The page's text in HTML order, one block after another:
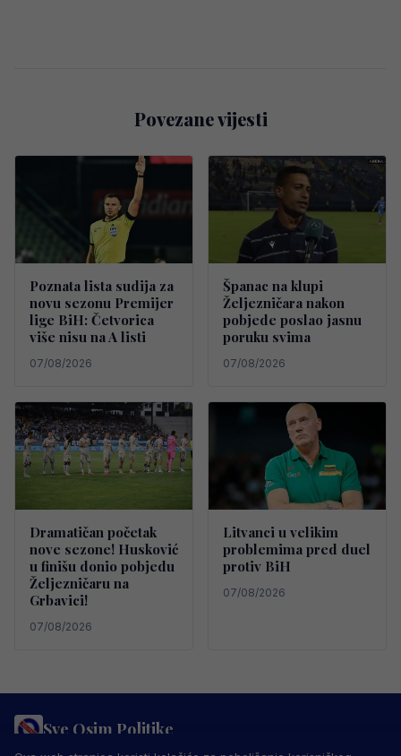
Povezane vijesti
Poznata lista sudija za
novu sezonu Premijer
lige BiH: Četvorica
više nisu na A listi
07/08/2026
Španac na klupi
Željezničara nakon
pobjede poslao jasnu
poruku svima
07/08/2026
Dramatičan početak
nove sezone! Husković
u finišu donio pobjedu
Željezničaru na
Grbavici!
07/08/2026
Litvanci u velikim
problemima pred duel
protiv BiH
07/08/2026
Sve Osim Politike
PRAVILA PRIVATNOSTI MARKETING USLOVI KORIŠTENJA